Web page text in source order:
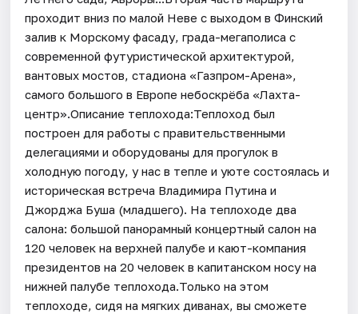
проходит вниз по малой Неве с выходом в Финский
залив к Морскому фасаду, града-мегаполиса с
современной футуристической архитектурой,
вантовых мостов, стадиона «Газпром-Арена»,
самого большого в Европе небоскрёба «Лахта-
центр».Описание теплохода:Теплоход был
построен для работы с правительственными
делегациями и оборудованы для прогулок в
холодную погоду, у нас в тепле и уюте состоялась и
историческая встреча Владимира Путина и
Джорджа Буша (младшего). На теплоходе два
салона: большой панорамный концертный салон на
120 человек на верхней палубе и кают-компания
президентов на 20 человек в капитанском носу на
нижней палубе теплохода.Только на этом
теплоходе, сидя на мягких диванах, вы сможете